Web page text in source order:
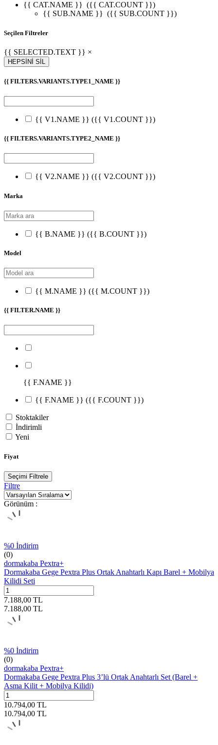
{{ CAT.NAME }} ({{ CAT.COUNT }})
{{ SUB.NAME }} ({{ SUB.COUNT }})
Seçilen Filtreler
{{ SELECTED.TEXT }} ×
HEPSİNİ SİL
{{ FILTERS.VARIANTS.TYPE1_NAME }}
{{ V1.NAME }} ({{ V1.COUNT }})
{{ FILTERS.VARIANTS.TYPE2_NAME }}
{{ V2.NAME }} ({{ V2.COUNT }})
Marka
{{ B.NAME }} ({{ B.COUNT }})
Model
{{ M.NAME }} ({{ M.COUNT }})
{{ FILTER.NAME }}
{{ F.NAME }}
{{ F.NAME }} ({{ F.COUNT }})
Stoktakiler
İndirimli
Yeni
Fiyat
Seçimi Filtrele
Filtre
Görünüm :
%0 İndirim
(0)
dormakaba Pextra+
Dormakaba Gege Pextra Plus Ortak Anahtarlı Kapı Barel + Mobilya
Kilidi Seti
7.188,00 TL
7.188,00 TL
%0 İndirim
(0)
dormakaba Pextra+
Dormakaba Gege Pextra Plus 3’lü Ortak Anahtarlı Set (Barel +
Asma Kilit + Mobilya Kilidi)
10.794,00 TL
10.794,00 TL